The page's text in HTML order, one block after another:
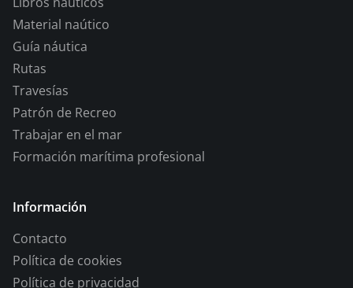
Material naútico
Guía náutica
Rutas
Travesías
Patrón de Recreo
Trabajar en el mar
Formación marítima profesional
Información
Contacto
Política de cookies
Política de privacidad